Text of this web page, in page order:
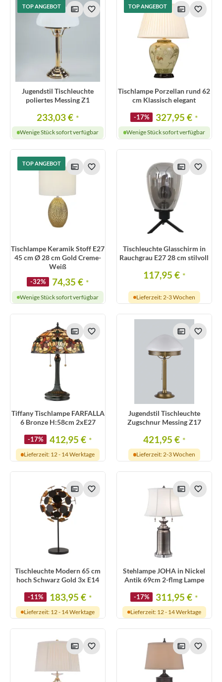
TOP ANGEBOT
Jugendstil Tischleuchte
poliertes Messing Z1
233,03 € *
Wenige Stück sofort verfügbar
TOP ANGEBOT
Tischlampe Porzellan rund 62
cm Klassisch elegant
-17% 327,95 € *
Wenige Stück sofort verfügbar
TOP ANGEBOT
Tischlampe Keramik Stoff E27
45 cm Ø 28 cm Gold Creme-
Weiß
-32% 74,35 € *
Wenige Stück sofort verfügbar
Tischleuchte Glasschirm in
Rauchgrau E27 28 cm stilvoll
117,95 € *
Lieferzeit: 2-3 Wochen
Tiffany Tischlampe FARFALLA
6 Bronze H:58cm 2xE27
-17% 412,95 € *
Lieferzeit: 12 - 14 Werktage
Jugendstil Tischleuchte
Zugschnur Messing Z17
421,95 € *
Lieferzeit: 2-3 Wochen
Tischleuchte Modern 65 cm
hoch Schwarz Gold 3x E14
-11% 183,95 € *
Lieferzeit: 12 - 14 Werktage
Stehlampe JOHA in Nickel
Antik 69cm 2-flmg Lampe
-17% 311,95 € *
Lieferzeit: 12 - 14 Werktage